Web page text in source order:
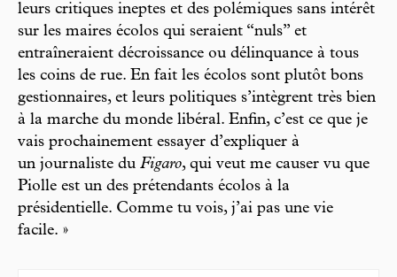
leurs critiques ineptes et des polémiques sans intérêt
sur les maires écolos qui seraient “nuls” et
entraîneraient décroissance ou délinquance à tous
les coins de rue. En fait les écolos sont plutôt bons
gestionnaires, et leurs politiques s’intègrent très bien
à la marche du monde libéral. Enfin, c’est ce que je
vais prochainement essayer d’expliquer à
un journaliste du Figaro, qui veut me causer vu que
Piolle est un des prétendants écolos à la
présidentielle. Comme tu vois, j’ai pas une vie
facile. »